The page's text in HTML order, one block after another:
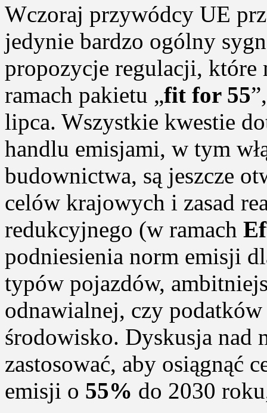
Wczoraj przywódcy UE
jedynie bardzo ogólny
propozycje regulacji, które
ramach pakietu „fit for 55
lipca. Wszystkie kwestie
handlu emisjami, w tym
budownictwa, są jeszcze
celów krajowych i zasad
redukcyjnego (w ramach
podniesienia norm emisji
typów pojazdów,
odnawialnej, czy
środowisko. Dyskusja nad
zastosować, aby osiągnąć
emisji o 55% do 2030